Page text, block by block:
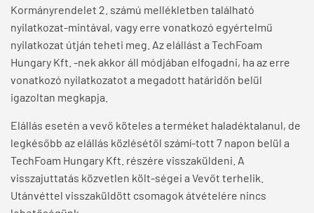
Kormányrendelet 2. számú mellékletben található
nyilatkozat-mintával, vagy erre vonatkozó egyértelmű
nyilatkozat útján teheti meg. Az elállást a TechFoam
Hungary Kft. -nek akkor áll módjában elfogadni, ha az erre
vonatkozó nyilatkozatot a megadott határidőn belül
igazoltan megkapja.
Elállás esetén a vevő köteles a terméket haladéktalanul, de
legkésőbb az elállás közlésétől számí-tott 7 napon belül a
TechFoam Hungary Kft. részére visszaküldeni. A
visszajuttatás közvetlen költ-ségei a Vevőt terhelik.
Utánvéttel visszaküldött csomagok átvételére nincs